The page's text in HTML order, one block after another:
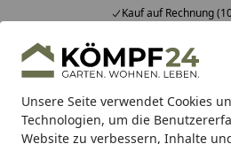
Unsere Seite verwendet Cookies
Technologien, um die
Website zu verbessern, Inhalte
Kauf auf Rechnung
Alle Produkte
Mein Konto
Suchen
BTR Born to Ride BTR